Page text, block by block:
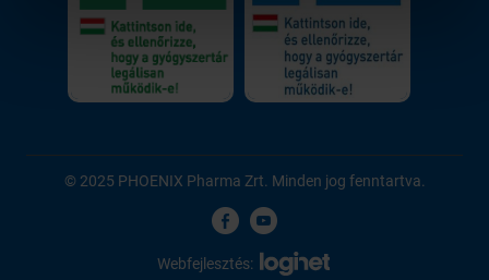
© 2025 PHOENIX Pharma Zrt. Minden jog fenntartva.
Webfejlesztés: